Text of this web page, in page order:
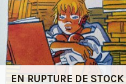
EN RUPTURE DE STOCK